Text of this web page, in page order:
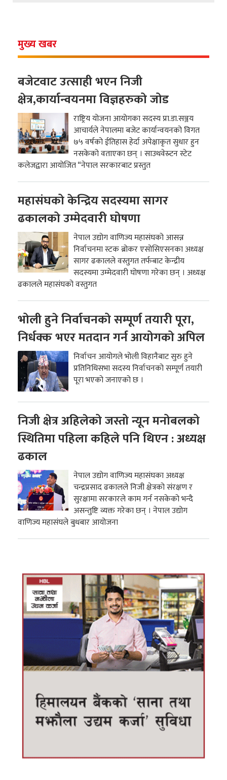
मुख्य खबर
बजेटवाट उत्साही भएन निजी
क्षेत्र,कार्यान्वयनमा विज्ञहरुको जोड
राष्ट्रिय योजना आयोगका सदस्य प्रा.डा.सञ्जय
आचार्यले नेपालमा बजेट कार्यान्वयनको विगत
७५ वर्षको ईतिहास हेर्दा अपेक्षाकृत सुधार हुन
नसकेको वताएका छन् । साउथवेस्र्टन स्टेट
कलेजद्वारा आयोजित “नेपाल सरकारबाट प्रस्तुत
महासंघको केन्द्रिय सदस्यमा सागर
ढकालको उम्मेदवारी घोषणा
नेपाल उद्योग वाणिज्य महासंघको आसन्न
निर्वाचनमा स्टक ब्रोकर एसोसिएसनका अध्यक्ष
सागर ढकालले वस्तुगत तर्फबाट केन्द्रीय
सदस्यमा उम्मेदवारी घोषणा गरेका छन् । अध्यक्ष
ढकालले महासंघको वस्तुगत
भोली हुने निर्वाचनको सम्पूर्ण तयारी पूरा,
निर्धक्क भएर मतदान गर्न आयोगको अपिल
निर्वाचन आयोगले भोली विहानैबाट सुरु हुने
प्रतिनिधिसभा सदस्य निर्वाचनको सम्पूर्ण तयारी
पूरा भएको जनाएको छ ।
निजी क्षेत्र अहिलेको जस्तो न्यून मनोबलको
स्थितिमा पहिला कहिले पनि थिएन : अध्यक्ष
ढकाल
नेपाल उद्योग वाणिज्य महासंघका अध्यक्ष
चन्द्रप्रसाद ढकालले निजी क्षेत्रको संरक्षण र
सुरक्षामा सरकारले काम गर्न नसकेको भन्दै
असन्तुष्टि व्यक्त गरेका छन् । नेपाल उद्योग
वाणिज्य महासंघले बुधबार आयोजना